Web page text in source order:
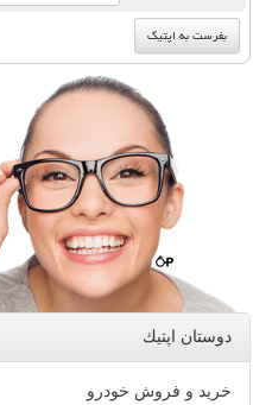
دوستان اپتیك
خرید و فروش خودرو